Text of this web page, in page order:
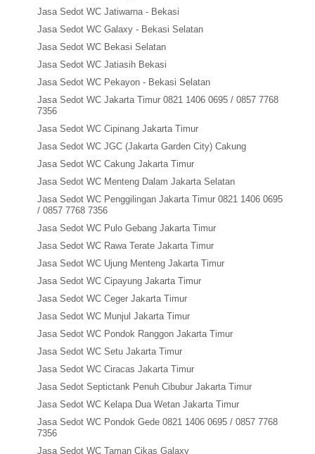
Jasa Sedot WC Jatiwarna - Bekasi
Jasa Sedot WC Galaxy - Bekasi Selatan
Jasa Sedot WC Bekasi Selatan
Jasa Sedot WC Jatiasih Bekasi
Jasa Sedot WC Pekayon - Bekasi Selatan
Jasa Sedot WC Jakarta Timur 0821 1406 0695 / 0857 7768
7356
Jasa Sedot WC Cipinang Jakarta Timur
Jasa Sedot WC JGC (Jakarta Garden City) Cakung
Jasa Sedot WC Cakung Jakarta Timur
Jasa Sedot WC Menteng Dalam Jakarta Selatan
Jasa Sedot WC Penggilingan Jakarta Timur 0821 1406 0695
/ 0857 7768 7356
Jasa Sedot WC Pulo Gebang Jakarta Timur
Jasa Sedot WC Rawa Terate Jakarta Timur
Jasa Sedot WC Ujung Menteng Jakarta Timur
Jasa Sedot WC Cipayung Jakarta Timur
Jasa Sedot WC Ceger Jakarta Timur
Jasa Sedot WC Munjul Jakarta Timur
Jasa Sedot WC Pondok Ranggon Jakarta Timur
Jasa Sedot WC Setu Jakarta Timur
Jasa Sedot WC Ciracas Jakarta Timur
Jasa Sedot Septictank Penuh Cibubur Jakarta Timur
Jasa Sedot WC Kelapa Dua Wetan Jakarta Timur
Jasa Sedot WC Pondok Gede 0821 1406 0695 / 0857 7768
7356
Jasa Sedot WC Taman Cikas Galaxy